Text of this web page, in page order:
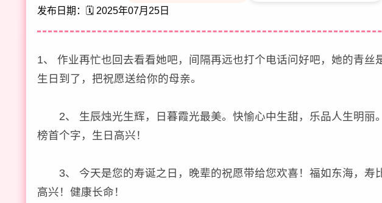
发布日期：🗓️ 2025年07月25日
1、 作业再忙也回去看看她吧，间隔再远也打个电话问好吧，她的青丝
生日到了，把祝愿送给你的母亲。
2、 生辰烛光生辉，日暮霞光最美。快愉心中生甜，乐品人生明丽
榜首个字，生日高兴！
3、 今天是您的寿诞之日，晚辈的祝愿带给您欢喜！福如东海，寿
高兴！健康长命！